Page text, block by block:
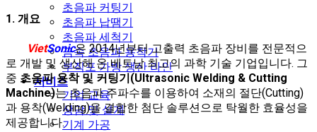
초음파 커팅기
초음파 납땜기
초음파 세척기
금속 초음파 용착기
부직포 가방 생산 라인
서비스
기업 교육
상담 및 설계
기계 가공
1. 개요
VietSonic은 2014년부터 고출력 초음파 장비를 전문적으
로 개발 및 생산해 온 베트남 최고의 과학 기술 기업입니다. 그
중 초음파 용착 및 커팅기(Ultrasonic Welding & Cutting
Machine)는 초음파 주파수를 이용하여 소재의 절단(Cutting)
과 용착(Welding)을 결합한 첨단 솔루션으로 탁월한 효율성을
제공합니다.